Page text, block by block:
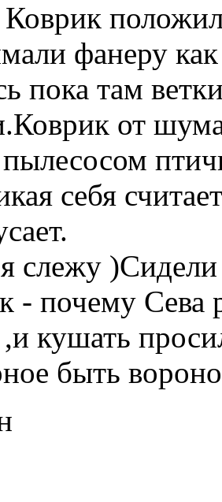
фанеру
пока там
от
себя
слежу )Сидели
- почему Сева
кушать
быть